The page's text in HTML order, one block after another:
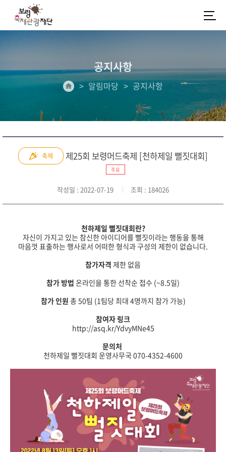
공지사항
알림마당 공지사항
축제 제25회 보령머드축제 [천하제일 뻘짓대회]
주요
작성일 : 2022-07-19 조회 : 184026
천하제일 뻘짓대회란?
자신이 가지고 있는 참신한 아이디어를 뻘짓이라는 행동을 통해
마음껏 표출하는 행사로서 어떠한 형식과 구성의 제한이 없습니다.
참가자격 제한 없음
참가 방법 온라인을 통한 선착순 접수 (~8.5일)
참가 인원 총 50팀 (1팀당 최대 4명까지 참가 가능)
참여자 링크
http://asq.kr/YdvyMNe45
문의처
천하제일 뻘짓대회 운영사무국 070-4352-4600